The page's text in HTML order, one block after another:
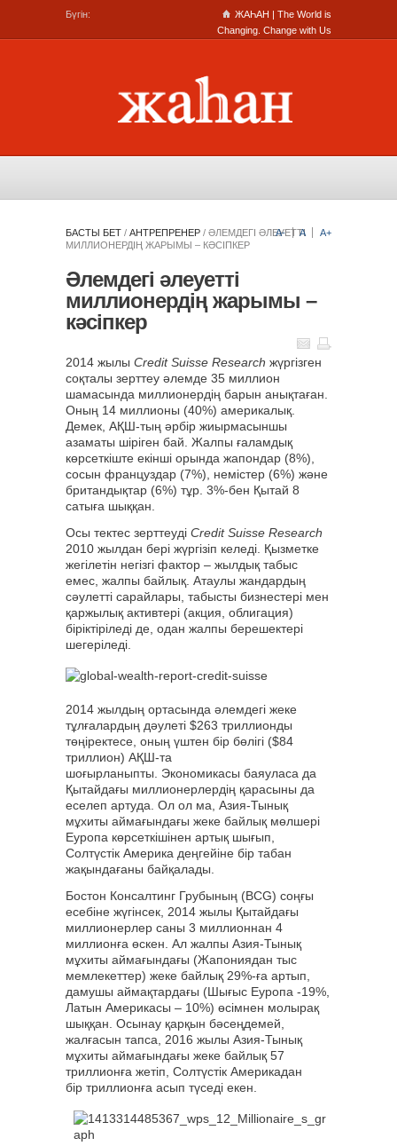
Бүгін:
ЖАҺАН | The World is
Changing. Change with Us
БАСТЫ БЕТ / АНТРЕПРЕНЕР / ӘЛЕМДЕГІ ӘЛЕУЕТТІ
МИЛЛИОНЕРДІҢ ЖАРЫМЫ – КӘСІПКЕР
Әлемдегі әлеуетті
миллионердің жарымы –
кәсіпкер
2014 жылы Credit Suisse Research жүргізген
соқталы зерттеу әлемде 35 миллион
шамасында миллионердің барын анықтаған.
Оның 14 миллионы (40%) америкалық.
Демек, АҚШ-тың әрбір жиырмасыншы
азаматы шіріген бай. Жалпы ғаламдық
көрсеткіште екінші орында жапондар (8%),
cосын француздар (7%), немістер (6%) және
британдықтар (6%) тұр. 3%-бен Қытай 8
сатыға шыққан.
Осы тектес зерттеуді Credit Suisse Research
2010 жылдан бері жүргізіп келеді. Қызметке
жегілетін негізгі фактор – жылдық табыс
емес, жалпы байлық. Атаулы жандардың
сәулетті сарайлары, табысты бизнестері мен
қаржылық активтері (акция, облигация)
біріктіріледі де, одан жалпы берешектері
шегеріледі.
2014 жылдың ортасында әлемдегі жеке
тұлғалардың дәулеті $263 триллионды
төңіректесе, оның үштен бір бөлігі ($84
триллион) АҚШ-та
шоғырланыпты. Экономикасы баяуласа да
Қытайдағы миллионерлердің қарасыны да
еселеп артуда. Ол ол ма, Азия-Тынық
мұхиты аймағындағы жеке байлық мөлшері
Еуропа көрсеткішінен артық шығып,
Солтүстік Америка деңгейіне бір табан
жақындағаны байқалады.
Бостон Консалтинг Грубының (BCG) соңғы
есебіне жүгінсек, 2014 жылы Қытайдағы
миллионерлер саны 3 миллионнан 4
миллионға өскен. Ал жалпы Азия-Тынық
мұхиты аймағындағы (Жапониядан тыс
мемлекеттер) жеке байлық 29%-ға артып,
дамушы аймақтардағы (Шығыс Еуропа -19%,
Латын Америкасы – 10%) өсімнен молырақ
шыққан. Осынау қарқын бәсеңдемей,
жалғасын тапса, 2016 жылы Азия-Тынық
мұхиты аймағындағы жеке байлық 57
триллионға жетіп, Солтүстік Америкадан
бір триллионға асып түседі екен.
A- A A+